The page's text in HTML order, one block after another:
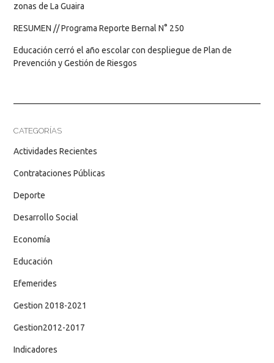
zonas de La Guaira
RESUMEN // Programa Reporte Bernal N° 250
Educación cerró el año escolar con despliegue de Plan de
Prevención y Gestión de Riesgos
CATEGORÍAS
Actividades Recientes
Contrataciones Públicas
Deporte
Desarrollo Social
Economía
Educación
Efemerides
Gestion 2018-2021
Gestion2012-2017
Indicadores